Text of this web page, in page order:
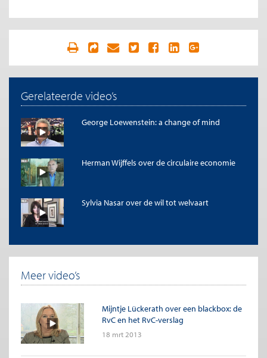
Gerelateerde video’s
George Loewenstein: a change of mind
Herman Wijffels over de circulaire economie
Sylvia Nasar over de wil tot welvaart
Meer video’s
Mijntje Lückerath over een blackbox: de
RvC en het RvC-verslag
18 mrt 2013